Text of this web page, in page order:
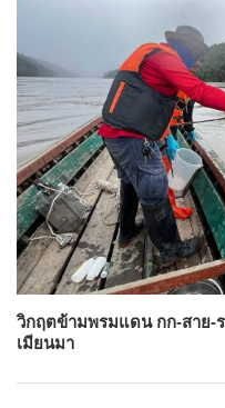
วิกฤตข้ามพรมแดน กก-สาย-
เมียนมา